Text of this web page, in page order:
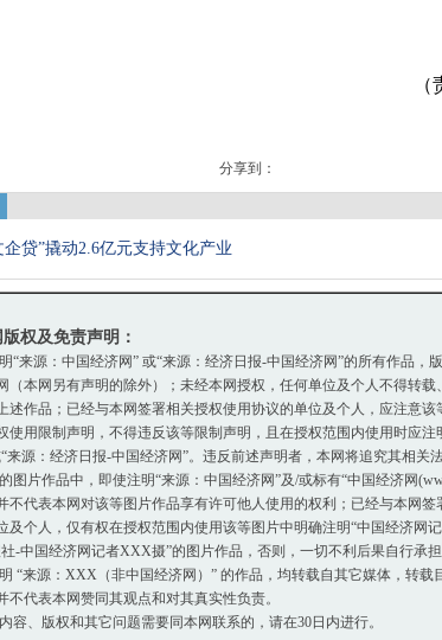
分享到：
企贷”撬动2.6亿元支持文化产业
权及免责声明：
“来源：中国经济网” 或“来源：经济日报-中国经济网”的所有作品，
本网另有声明的除外）；未经本网授权，任何单位及个人不得转载
作品；已经与本网签署相关授权使用协议的单位及个人，应注意该
用限制声明，不得违反该等限制声明，且在授权范围内使用时应注
源：经济日报-中国经济网”。违反前述声明者，本网将追究其相关法
图片作品中，即使注明“来源：中国经济网”及/或标有“中国经济网
代表本网对该等图片作品享有许可他人使用的权利；已经与本网签
个人，仅有权在授权范围内使用该等图片中明确注明“中国经济网
-中国经济网记者XXX摄”的图片作品，否则，一切不利后果自行承担
“来源：XXX（非中国经济网）” 的作品，均转载自其它媒体，转载
代表本网赞同其观点和对其真实性负责。
容、版权和其它问题需要同本网联系的，请在30日内进行。